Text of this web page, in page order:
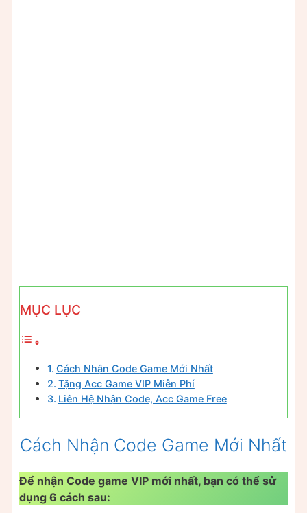
MỤC LỤC
Cách Nhận Code Game Mới Nhất
Tặng Acc Game VIP Miễn Phí
Liên Hệ Nhận Code, Acc Game Free
Cách Nhận Code Game Mới Nhất
Để nhận Code game VIP mới nhất, bạn có thể sử
dụng 6 cách sau: